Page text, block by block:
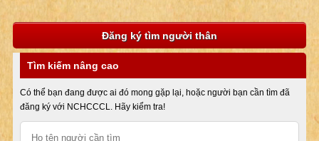
Đăng ký tìm người thân
Tìm kiếm nâng cao
Có thể bạn đang được ai đó mong gặp lại, hoặc người bạn cần tìm đã
đăng ký với NCHCCCL. Hãy kiểm tra!